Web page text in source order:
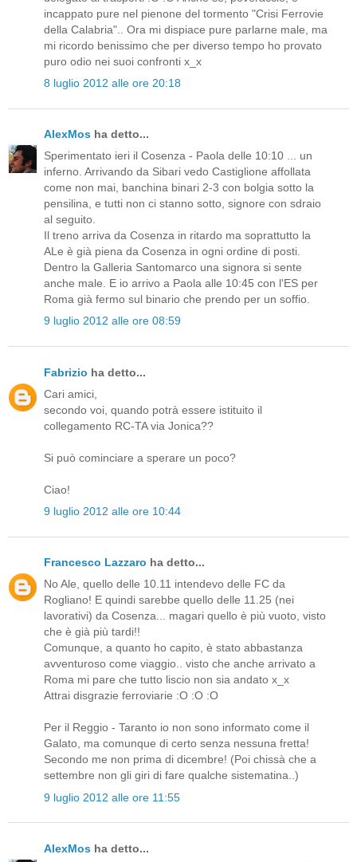
incappato pure nel pienone del tormento "Crisi Ferrovie
della Calabria".. Ora mi dispiace pure parlarne male, ma
mi ricordo benissimo che per diverso tempo ho provato
puro odio nei suoi confronti x_x
8 luglio 2012 alle ore 20:18
AlexMos ha detto...
Sperimentato ieri il Cosenza - Paola delle 10:10 ... un
inferno. Arrivando da Sibari vedo Castiglione affollata
come non mai, banchina binari 2-3 con bolgia sotto la
pensilina, e tutti non ci stanno sotto, signore con sdraio
al seguito.
Il treno arriva da Cosenza in ritardo ma soprattutto la
ALe è già piena da Cosenza in ogni ordine di posti.
Dentro la Galleria Santomarco una signora si sente
anche male. E io arrivo a Paola alle 10:45 con l'ES per
Roma già fermo sul binario che prendo per un soffio.
9 luglio 2012 alle ore 08:59
Fabrizio ha detto...
Cari amici,
secondo voi, quando potrà essere istituito il
collegamento RC-TA via Jonica??
Si può cominciare a sperare un poco?
Ciao!
9 luglio 2012 alle ore 10:44
Francesco Lazzaro ha detto...
No Ale, quello delle 10.11 intendevo delle FC da
Rogliano! E quindi sarebbe quello delle 11.25 (nei
lavorativi) da Cosenza... magari quello è più vuoto, visto
che è già più tardi!!
Comunque, a quanto ho capito, è stato abbastanza
avventuroso come viaggio.. visto che anche arrivato a
Roma mi pare che tutto liscio non sia andato x_x
Attrai disgrazie ferroviarie :O :O :O
Per il Reggio - Taranto io non sono informato come il
Galato, ma comunque di certo senza nessuna fretta!
Secondo me non prima di dicembre! (Poi chissà che a
settembre non gli giri di fare qualche sistematina..)
9 luglio 2012 alle ore 11:55
AlexMos ha detto...